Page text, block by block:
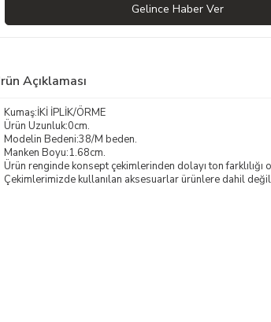
Gelince Haber Ver
Açıklaması
Kumaş:İKİ İPLİK/ÖRME
Ürün Uzunluk:0cm.
Modelin Bedeni:38/M beden.
Manken Boyu:1.68cm.
Ürün renginde konsept çekimlerinden dolayı ton farklılığı
Çekimlerimizde kullanılan aksesuarlar ürünlere dahil